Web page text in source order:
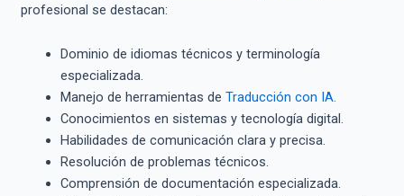
profesional se destacan:
Dominio de idiomas técnicos y terminología
especializada.
Manejo de herramientas de Traducción con IA.
Conocimientos en sistemas y tecnología digital.
Habilidades de comunicación clara y precisa.
Resolución de problemas técnicos.
Comprensión de documentación especializada.